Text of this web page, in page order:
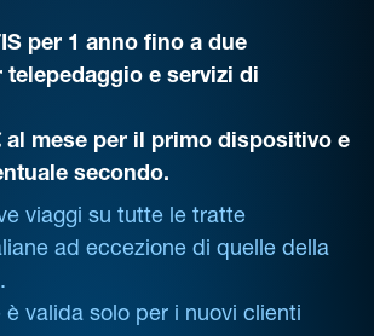
per 1 anno fino a due
e servizi di
al mese per il primo dispositivo e
secondo.
viaggi su tutte le tratte
ad eccezione di quelle della
è valida solo per i nuovi clienti